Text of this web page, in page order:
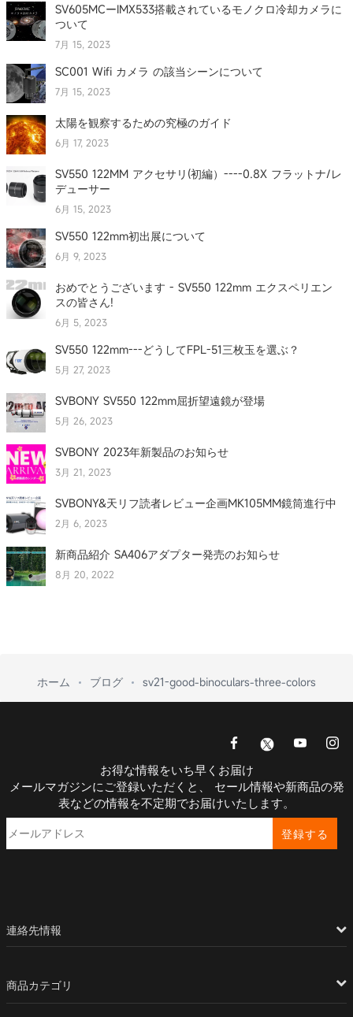
SV605MCーIMX533搭載されているモノクロ冷却カメラに
ついて
7月 15, 2023
SC001 Wifi カメラ の該当シーンについて
7月 15, 2023
太陽を観察するための究極のガイド
6月 17, 2023
SV550 122MM アクセサリ(初編）----0.8X フラットナ/レ
デューサー
6月 15, 2023
SV550 122mm初出展について
6月 9, 2023
おめでとうございます - SV550 122mm エクスペリエン
スの皆さん!
6月 5, 2023
SV550 122mm---どうしてFPL-51三枚玉を選ぶ？
5月 27, 2023
SVBONY SV550 122mm屈折望遠鏡が登場
5月 26, 2023
SVBONY 2023年新製品のお知らせ
3月 21, 2023
SVBONY&天リフ読者レビュー企画MK105MM鏡筒進行中
2月 6, 2023
新商品紹介 SA406アダプター発売のお知らせ
8月 20, 2022
ホーム ブログ sv21-good-binoculars-three-colors
お得な情報をいち早くお届け
メールマガジンにご登録いただくと、 セール情報や新商品の発
表などの情報を不定期でお届けいたします。
登録する
連絡先情報
商品カテゴリ